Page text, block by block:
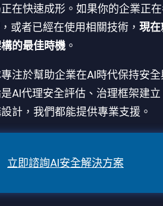
在快速成形。如果你的企業正
或者已經在使用相關技術， 現
的最佳時機 。
注於幫助企業在AI時代保持安
AI代理安全評估、治理框架建
計，我們都能提供專業支援。
立即諮詢AI安全解決方案